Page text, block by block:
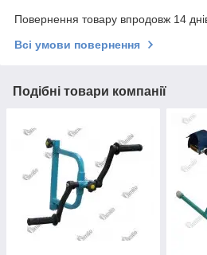
Повернення товару впродовж 14
Всі умови повернення
Подібні товари компанії